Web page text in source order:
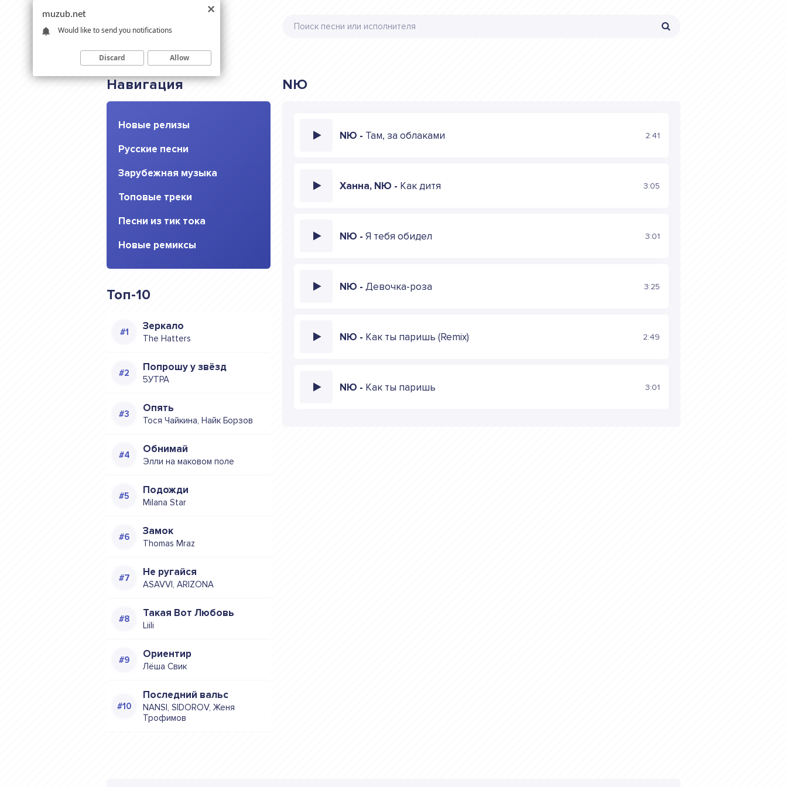
Навигация
Новые релизы
Русские песни
Зарубежная музыка
Топовые треки
Песни из тик тока
Новые ремиксы
Топ-10
Зеркало
The Hatters
Попрошу у звёзд
5УТРА
Опять
Тося Чайкина, Найк Борзов
Обнимай
Элли на маковом поле
Подожди
Milana Star
Замок
Thomas Mraz
Не ругайся
ASAVVI, ARIZONA
Такая Вот Любовь
Liili
Ориентир
Лёша Свик
Последний вальс
NANSI, SIDOROV, Женя
Трофимов
NЮ
NЮ - Там, за облаками 2:41
Ханна, NЮ - Как дитя 3:05
NЮ - Я тебя обидел 3:01
NЮ - Девочка-роза 3:25
NЮ - Как ты паришь (Remix) 2:49
NЮ - Как ты паришь 3:01
muzub.net
Would like to send you notifications
Discard Allow